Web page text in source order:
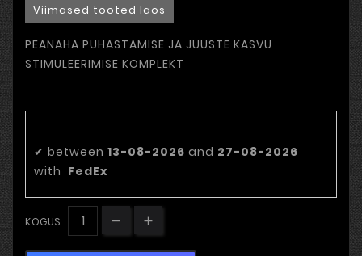
Viimased tooted laos
PEANAHA PUHASTAMISE JA JUUSTE KASVU
STIMULEERIMISE KOMPLEKT
✔ between 13-08-2026 and 27-08-2026
with FedEx
KOGUS: